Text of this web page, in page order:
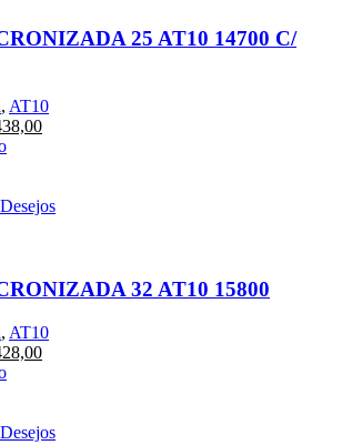
25 AT10 14700 C/
, AT10
O
R$29.438,00.
32 AT10 15800
, AT10
O
R$38.428,00.